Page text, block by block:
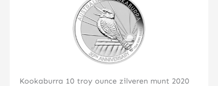
Kookaburra 10 troy ounce zilveren munt 2020